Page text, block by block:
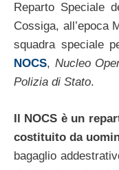
Reparto Speciale
Cossiga, all’epoca
squadra speciale
NOCS, Nucleo
Polizia di Stato.
Il NOCS è un
costituito da
bagaglio